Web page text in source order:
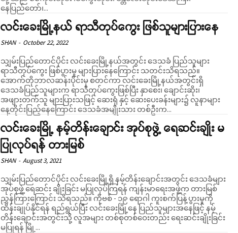
နေပြည်တော်၊...
လင်းခေးမြို့နယ် ရာသီတုပ်ကွေး ဖြစ်သူများပြားနေ
SHAN - October 22, 2022
သျှမ်းပြည်တောင်ပိုင်း လင်းခေးမြို့နယ်အတွင်း ဒေသခံ ပြည်သူများ
ရာသီတုပ်ကွေး ဖြစ်ပွားမှု များပြားနေကြောင်း သတင်းသိရသည်။
အောက်တိုဘာလဆန်းပိုင်းမှ စတင်ကာ လင်းခေးမြို့နယ်အတွင်းရှိ
ဒေသခံပြည်သူများက ရာသီတုပ်ကွေးဖြစ်ပြီး နှာစေး၊ ချောင်းဆိုး၊
အဖျားတက်သူ များပြားသဖြင့် ဆေးရုံ နှင့် ဆေးပေးခန်းများ၌ လူနာများ
နေ့တိုင်းပြည့်နေကြောင်း ဒေသခံအမျိုးသား တစ်ဦးက...
လင်းခေးမြို့ နမ့်တိန်းချောင်း အုပ်စုဖွဲ့ ရေဆင်းချိုး မ
ပြုလုပ်ရန် တားမြစ်
SHAN - August 3, 2021
သျှမ်းပြည်တောင်ပိုင်း လင်းခေးမြို့ရှိ နမ့်တိန်းချောင်းအတွင်း ဒေသခံများ
အုပ်စုဖွဲ့ ရေဆင်း ချိုးခြင်း မပြုလုပ်ကြရန် ကျန်းမာရေးအဖွဲ့က တားမြစ်
ညွှန်ကြားကြောင်း သိရသည်။ ကိုဗစ် - ၁၉ ရောဂါ ကူးစက်ပြန့်ပွားမှုကို
ထိန်းချုပ်နိုင်ရန် ရည်ရွယ်ပြီး လင်းခေးမြို့နေ ပြည်သူများအနေဖြင့် နမ့်
တိန်းချောင်းအတွင်းသို့ လူအများ တစ်စုတစ်ဝေးတည်း ရေးဆင်းချိုးခြင်း
မပြုရန် မြို့...